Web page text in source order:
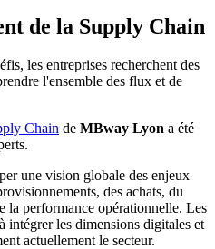
de la Supply Chain
les entreprises recherchent des
l'ensemble des flux et de
Chain de MBway Lyon a été
une vision globale des enjeux
des achats, du
la performance opérationnelle. Les
intégrer les dimensions digitales et
actuellement le secteur.